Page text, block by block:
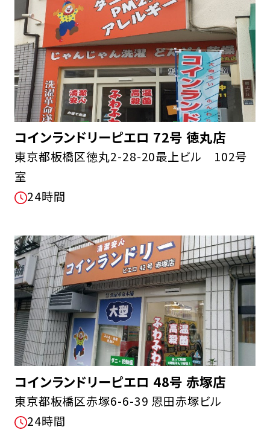
コインランドリーピエロ 72号 徳丸店
東京都板橋区徳丸2-28-20最上ビル 102号
室
24時間
コインランドリーピエロ 48号 赤塚店
東京都板橋区赤塚6-6-39 恩田赤塚ビル
24時間